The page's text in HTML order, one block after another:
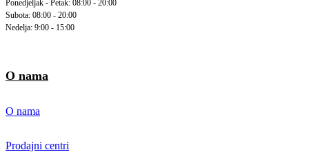
Ponedjeljak - Petak: 08:00 - 20:00
Subota: 08:00 - 20:00
Nedelja: 9:00 - 15:00
O nama
O nama
Prodajni centri